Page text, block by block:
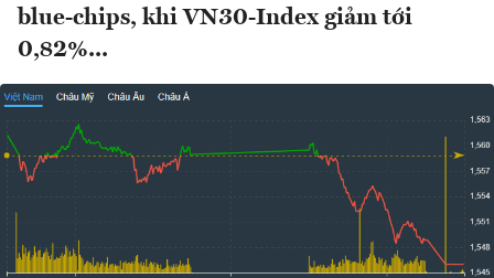
blue-chips, khi VN30-Index giảm tới
0,82%...